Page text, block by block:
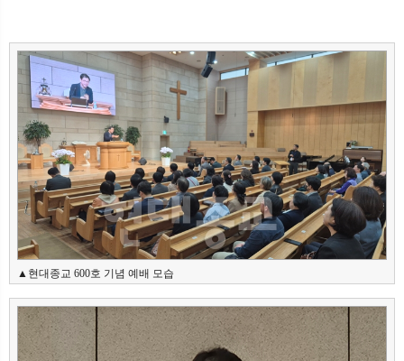
▲현대종교 600호 기념 예배 모습